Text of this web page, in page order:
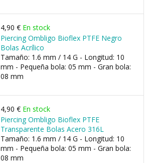
4,90 € En stock
Piercing Ombligo Bioflex PTFE Negro
Bolas Acrílico
Tamaño: 1.6 mm / 14 G - Longitud: 10
mm - Pequeña bola: 05 mm - Gran bola:
08 mm
4,90 € En stock
Piercing Ombligo Bioflex PTFE
Transparente Bolas Acero 316L
Tamaño: 1.6 mm / 14 G - Longitud: 10
mm - Pequeña bola: 05 mm - Gran bola:
08 mm